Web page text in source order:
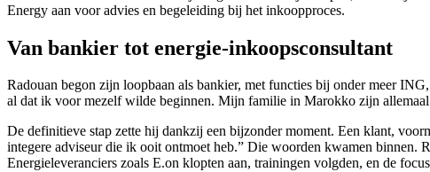
Energy aan voor advies en begeleiding bij het inkoopproces.
Van bankier tot energie-inkoopsconsultant
Radouan begon zijn loopbaan als bankier, met functies bij onder meer
al dat ik voor mezelf wilde beginnen. Mijn familie in Marokko zijn
De definitieve stap zette hij dankzij een bijzonder moment. Een klant,
integere adviseur die ik ooit ontmoet heb.” Die woorden kwamen binnen.
Energieleveranciers zoals E.on klopten aan, trainingen volgden, en de